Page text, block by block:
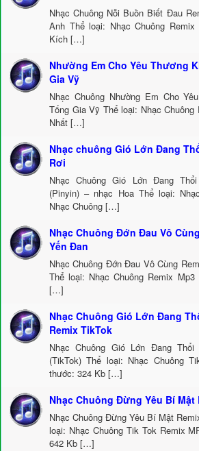
Nhạc Chuông Nỗi Buồn Biết Đau
Anh Thể loại: Nhạc Chuông
Kích […]
Nhường Em Cho Yêu Thương
Gia Vỹ
Nhạc Chuông Nhường Em Cho
Tống Gia Vỹ Thể loại: Nhạc
Nhất […]
Nhạc chuông Gió Lớn Đang
Rơi
Nhạc Chuông Gió Lớn Đang
(Pinyin) – nhạc Hoa Thể loại:
Nhạc Chuông […]
Nhạc Chuông Đớn Đau Vô
Yến Đan
Nhạc Chuông Đớn Đau Vô Cùng
Thể loại: Nhạc Chuông Remix
[…]
Nhạc Chuông Gió Lớn Đang
Remix TikTok
Nhạc Chuông Gió Lớn Đang
(TikTok) Thể loại: Nhạc Chuông
thước: 324 Kb […]
Nhạc Chuông Đừng Yêu Bí Mật
Nhạc Chuông Đừng Yêu Bí Mật
loại: Nhạc Chuông Tik Tok Remix
642 Kb […]